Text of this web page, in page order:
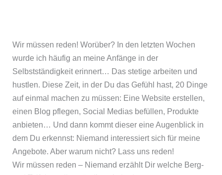
Wir müssen reden! Worüber? In den letzten Wochen
wurde ich häufig an meine Anfänge in der
Selbstständigkeit erinnert… Das stetige arbeiten und
hustlen. Diese Zeit, in der Du das Gefühl hast, 20 Dinge
auf einmal machen zu müssen: Eine Website erstellen,
einen Blog pflegen, Social Medias befüllen, Produkte
anbieten… Und dann kommt dieser eine Augenblick in
dem Du erkennst: Niemand interessiert sich für meine
Angebote. Aber warum nicht? Lass uns reden!
Wir müssen reden – Niemand erzählt Dir welche Berg-